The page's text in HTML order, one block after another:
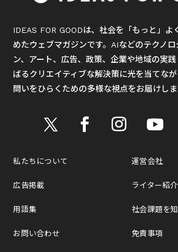
IDEAS FOR GOODは、社会を「もっと」よ
めたウェブマガジンです。AIなどのテクノ
ン、アート、広告、政策、企業や地域の実
ばるクリエイティブな解決策に光を当てな
問いをひらくための多様な視点をお届けしま
私たちについて
広告掲載
用語集
お問い合わせ
運営会社
ライター紹介
社会課題を
免責事項